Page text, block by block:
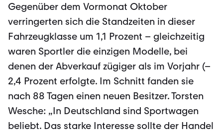
Gegenüber dem Vormonat Oktober
verringerten sich die Standzeiten in dieser
Fahrzeugklasse um 1,1 Prozent – gleichzeitig
waren Sportler die einzigen Modelle, bei
denen der Abverkauf zügiger als im Vorjahr (–
2,4 Prozent erfolgte. Im Schnitt fanden sie
nach 88 Tagen einen neuen Besitzer. Torsten
Wesche: „In Deutschland sind Sportwagen
beliebt. Das starke Interesse sollte der Handel